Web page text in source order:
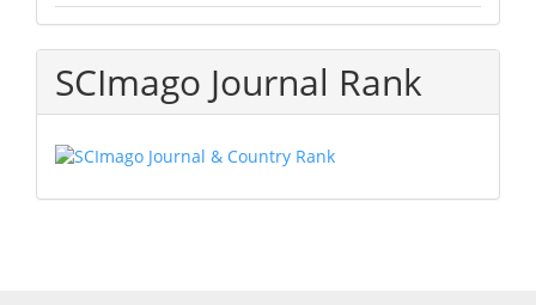
SCImago Journal Rank